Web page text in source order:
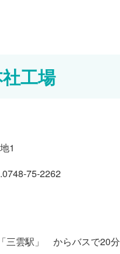
工場
1
75-2262
三雲駅」 からバスで20分